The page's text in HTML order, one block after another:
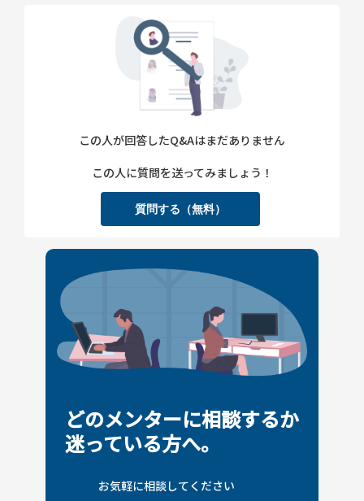
この人が回答したQ&Aはまだありません
この人に質問を送ってみましょう！
質問する（無料）
どのメンターに相談するか
迷っている方へ。
お気軽に相談してください